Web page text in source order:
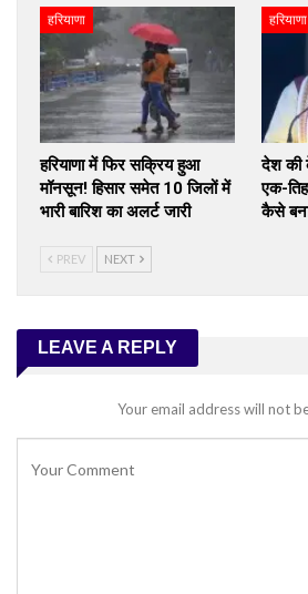
हरियाणा
हरियाणा में फिर सक्रिय हुआ
मॉनसून! हिसार समेत 10 जिलों में
भारी बारिश का अलर्ट जारी
हरियाणा
देश की
एक-
कैसे
PREV NEXT
LEAVE A REPLY
Your email address will not